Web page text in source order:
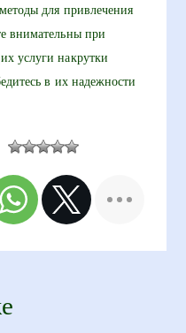
для привлечения
внимательны при
услуги накрутки
в их надежности